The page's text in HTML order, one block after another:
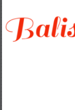
konten